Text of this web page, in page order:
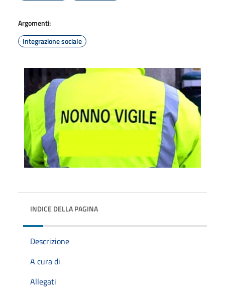
Argomenti:
Integrazione sociale
INDICE DELLA PAGINA
Descrizione
A cura di
Allegati